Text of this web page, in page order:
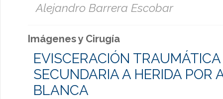
Alejandro Barrera Escobar
Imágenes y Cirugía
EVISCERACIÓN TRAUMÁTICA
SECUNDARIA A HERIDA POR
BLANCA